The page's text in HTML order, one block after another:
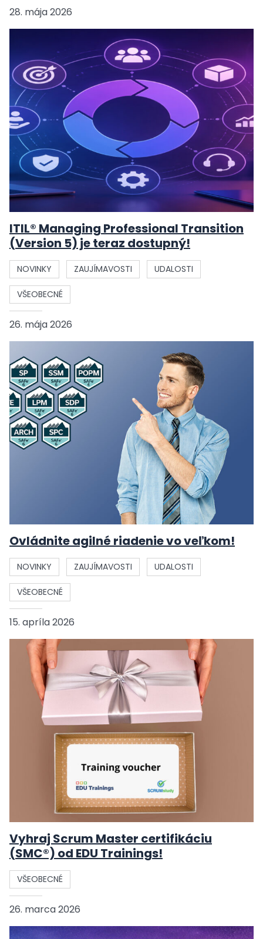
28. mája 2026
ITIL® Managing Professional Transition
(Version 5) je teraz dostupný!
NOVINKY ZAUJÍMAVOSTI UDALOSTI
VŠEOBECNÉ
26. mája 2026
Ovládnite agilné riadenie vo veľkom!
NOVINKY ZAUJÍMAVOSTI UDALOSTI
VŠEOBECNÉ
15. apríla 2026
Vyhraj Scrum Master certifikáciu
(SMC®) od EDU Trainings!
VŠEOBECNÉ
26. marca 2026